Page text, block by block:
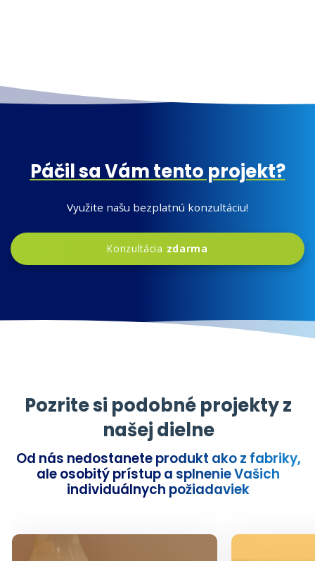
Páčil sa Vám tento projekt?
Využite našu bezplatnú konzultáciu!
Konzultácia zdarma
Pozrite si podobné projekty z
našej dielne
Od nás nedostanete produkt ako z fabriky,
ale osobitý prístup a splnenie Vašich
individuálnych požiadaviek